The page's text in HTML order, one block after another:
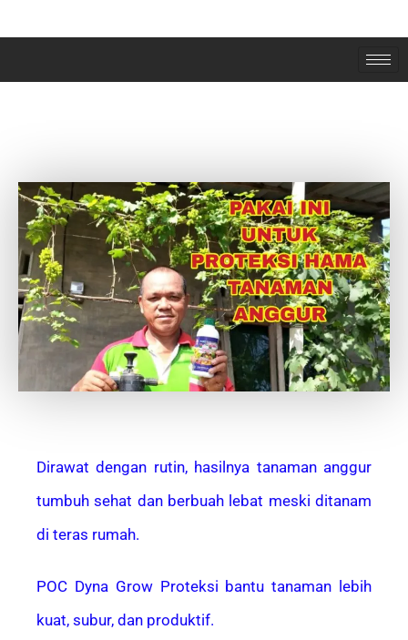
Dirawat dengan rutin, hasilnya tanaman anggur
tumbuh sehat dan berbuah lebat meski ditanam
di teras rumah.
POC Dyna Grow Proteksi bantu tanaman lebih
kuat, subur, dan produktif.